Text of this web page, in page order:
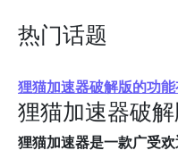
热门话题
狸猫加速器破解版的功能
狸猫加速器破
狸猫加速器是一款广受